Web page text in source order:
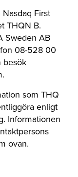
First
THQN B.
Sweden AB
08-528 00
besök
som THQ
enligt
Informationen
ovan.